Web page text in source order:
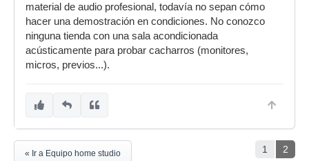
material de audio profesional, todavía no sepan cómo
hacer una demostración en condiciones. No conozco
ninguna tienda con una sala acondicionada
acústicamente para probar cacharros (monitores,
micros, previos...).
1 2
« Ir a Equipo home studio